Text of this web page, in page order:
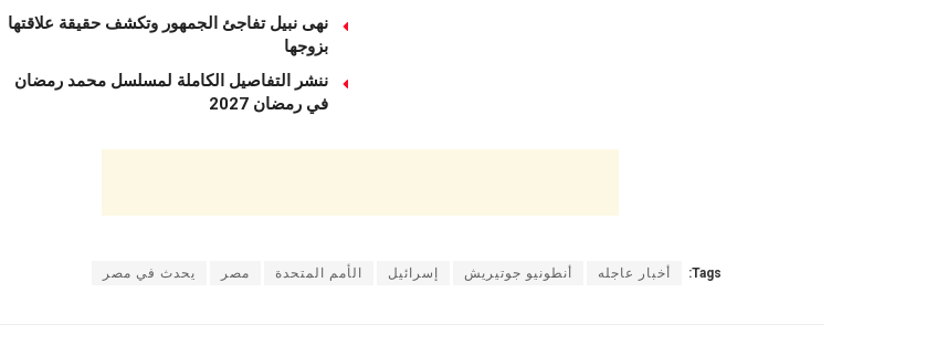
نهى نبيل تفاجئ الجمهور وتكشف حقيقة علاقتها
بزوجها
ننشر التفاصيل الكاملة لمسلسل محمد رمضان
في رمضان 2027
Tags: أخبار عاجله أنطونيو جوتيريش إسرائيل الأمم المتحدة مصر يحدث في مصر